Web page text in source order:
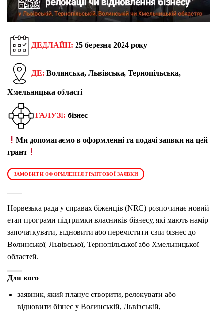
ДЕДЛАЙН: 25 березня 2024 року
ДЕ: Волинська, Львівська, Тернопільська,
Хмельницька області
ГАЛУЗІ: бізнес
Ми допомагаємо в оформленні та подачі заявки на цей
грант
ЗАМОВИТИ ОФОРМЛЕННЯ ГРАНТОВОЇ ЗАЯВКИ
Норвезька рада у справах біженців (NRC) розпочинає новий
етап програми підтримки власників бізнесу, які мають намір
започаткувати, відновити або перемістити свій бізнес до
Волинської, Львівської, Тернопільської або Хмельницької
областей.
Для кого
заявник, який планує створити, релокувати або
відновити бізнес у Волинській, Львівській,